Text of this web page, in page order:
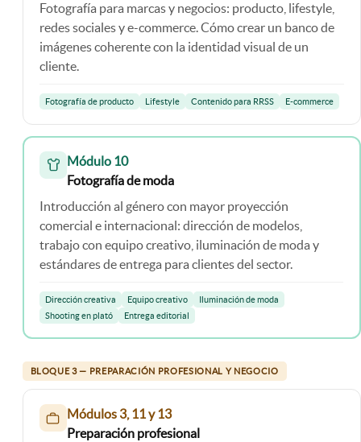
Fotografía para marcas y negocios: producto, lifestyle,
redes sociales y e-commerce. Cómo crear un banco de
imágenes coherente con la identidad visual de un
cliente.
Fotografía de producto Lifestyle Contenido para RRSS E-commerce
Módulo 10
Fotografía de moda
Introducción al género con mayor proyección
comercial e internacional: dirección de modelos,
trabajo con equipo creativo, iluminación de moda y
estándares de entrega para clientes del sector.
Dirección creativa Equipo creativo
Iluminación de moda
Shooting en plató
Entrega editorial
BLOQUE 3 — PREPARACIÓN PROFESIONAL Y NEGOCIO
Módulos 3, 11 y 13
Preparación profesional